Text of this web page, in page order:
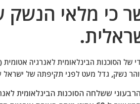
e
g
ra
m
ai
l
itt
er
c
o
o
k
כי מלאי הנשק
נשק, גדל מעט לפני תקיפתה של ישראל על